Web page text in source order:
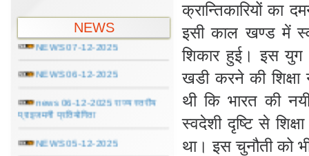
NEWS
NEWS 08-12-2025
NEWS 07-12-2025
NEWS 06-12-2025
news 06-12-2025 राज्य स्तरीय
प्राइजमनी प्रतियोगिता
NEWS 05-12-2025
क्रान्तिकारियों
इसी काल खण्ड में
शिकार हुई। इस युग
खडी करने की
थी कि भारत की
स्वदेशी दृष्टि से
था। इस चुनौती को